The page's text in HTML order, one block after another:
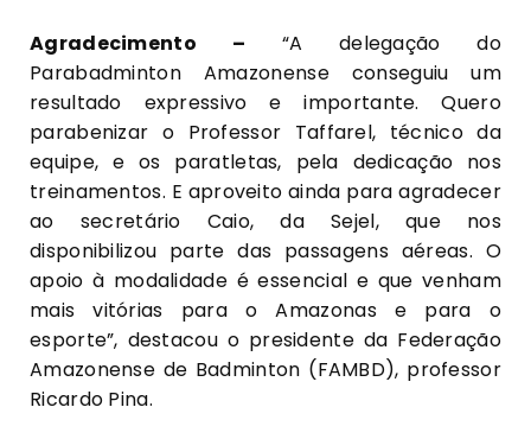
Agradecimento – “A delegação do
Parabadminton Amazonense conseguiu um
resultado expressivo e importante. Quero
parabenizar o Professor Taffarel, técnico da
equipe, e os paratletas, pela dedicação nos
treinamentos. E aproveito ainda para agradecer
ao secretário Caio, da Sejel, que nos
disponibilizou parte das passagens aéreas. O
apoio à modalidade é essencial e que venham
mais vitórias para o Amazonas e para o
esporte”, destacou o presidente da Federação
Amazonense de Badminton (FAMBD), professor
Ricardo Pina.
Fase final